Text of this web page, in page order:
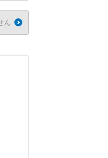
ん